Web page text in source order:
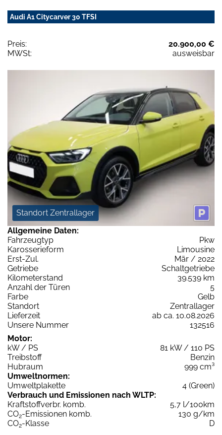
Audi A1 Citycarver 30 TFSI
Preis:
20.900,00 €
MWSt:
ausweisbar
Standort Zentrallager
Allgemeine Daten:
Fahrzeugtyp
Pkw
Karosserieform
Limousine
Erst-Zul.
Mär / 2022
Getriebe
Schaltgetriebe
Kilometerstand
39.539 km
Anzahl der Türen
5
Farbe
Gelb
Standort
Zentrallager
Lieferzeit
ab ca. 10.08.2026
Unsere Nummer
132516
Motor:
kW / PS
81 kW / 110 PS
Treibstoff
Benzin
Hubraum
999 cm³
Umweltnormen:
Umweltplakette
4 (Green)
Verbrauch und Emissionen nach WLTP:
Kraftstoffverbr. komb.
5,7 l/100km
CO2-Emissionen komb.
130 g/km
CO2-Klasse
D